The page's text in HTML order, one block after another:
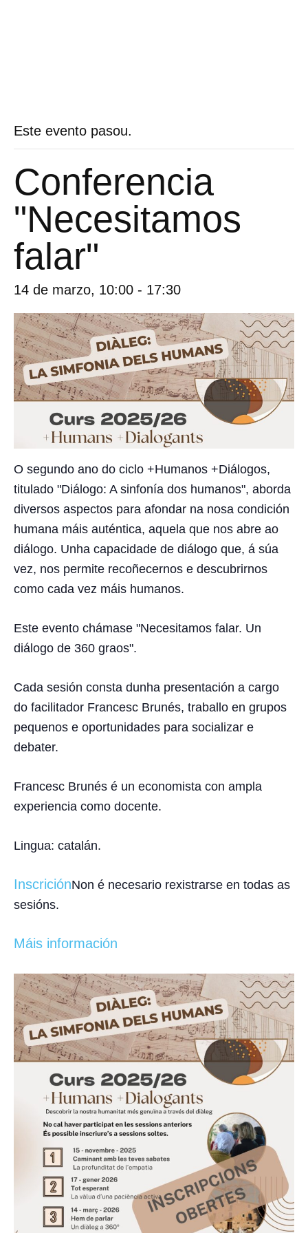
Este evento pasou.
Conferencia
"Necesitamos
falar"
14 de marzo, 10:00 - 17:30
O segundo ano do ciclo +Humanos +Diálogos,
titulado "Diálogo: A sinfonía dos humanos", aborda
diversos aspectos para afondar na nosa condición
humana máis auténtica, aquela que nos abre ao
diálogo. Unha capacidade de diálogo que, á súa
vez, nos permite recoñecernos e descubrirnos
como cada vez máis humanos.
Este evento chámase "Necesitamos falar. Un
diálogo de 360 graos".
Cada sesión consta dunha presentación a cargo
do facilitador Francesc Brunés, traballo en grupos
pequenos e oportunidades para socializar e
debater.
Francesc Brunés é un economista con ampla
experiencia como docente.
Lingua: catalán.
InscriciónNon é necesario rexistrarse en todas as
sesións.
Máis información